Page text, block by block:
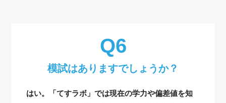
模試はありますでしょうか？
はい。「てすラボ」では現在の学力や偏差値を知